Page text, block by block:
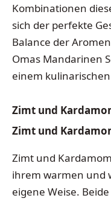
Kombinationen
sich der perfekte
Balance der
Omas Mandarinen
einem
Zimt und
Zimt und
Zimt und
ihrem warmen und
eigene Weise.